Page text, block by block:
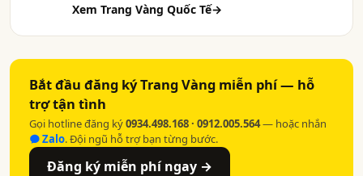
Xem Trang Vàng Quốc Tế→
Bắt đầu đăng ký Trang Vàng miễn phí — hỗ
trợ tận tình
Gọi hotline đăng ký0934.498.168 · 0912.005.564— hoặc nhắn
Zalo. Đội ngũ hỗ trợ bạn từng bước.
Đăng ký miễn phí ngay →